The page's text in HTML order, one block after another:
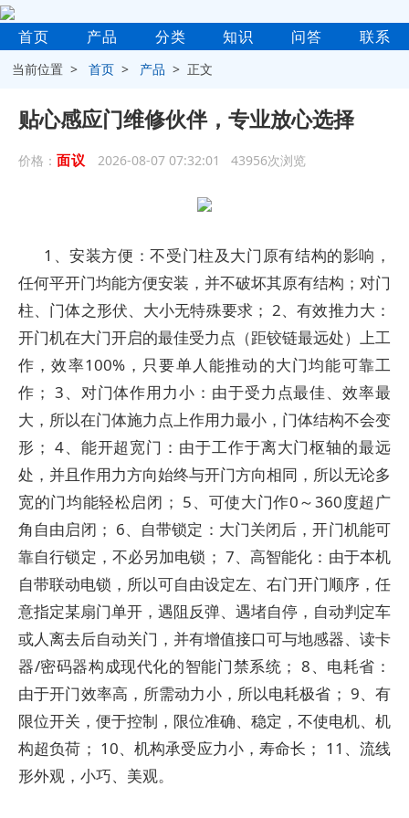
首页 产品 分类 知识 问答 联系
当前位置 >首页 > 产品 > 正文
贴心感应门维修伙伴，专业放心选择
价格： 面议 2026-08-07 07:32:01 43956次浏览
1、安装方便：不受门柱及大门原有结构的影响，
任何平开门均能方便安装，并不破坏其原有结构；对门
柱、门体之形伏、大小无特殊要求； 2、有效推力大：
开门机在大门开启的最佳受力点（距铰链最远处）上工
作，效率100%，只要单人能推动的大门均能可靠工
作； 3、对门体作用力小：由于受力点最佳、效率最
大，所以在门体施力点上作用力最小，门体结构不会变
形； 4、能开超宽门：由于工作于离大门枢轴的最远
处，并且作用力方向始终与开门方向相同，所以无论多
宽的门均能轻松启闭； 5、可使大门作0～360度超广
角自由启闭； 6、自带锁定：大门关闭后，开门机能可
靠自行锁定，不必另加电锁； 7、高智能化：由于本机
自带联动电锁，所以可自由设定左、右门开门顺序，任
意指定某扇门单开，遇阻反弹、遇堵自停，自动判定车
或人离去后自动关门，并有增值接口可与地感器、读卡
器/密码器构成现代化的智能门禁系统； 8、电耗省：
由于开门效率高，所需动力小，所以电耗极省； 9、有
限位开关，便于控制，限位准确、稳定，不使电机、机
构超负荷； 10、机构承受应力小，寿命长； 11、流线
形外观，小巧、美观。